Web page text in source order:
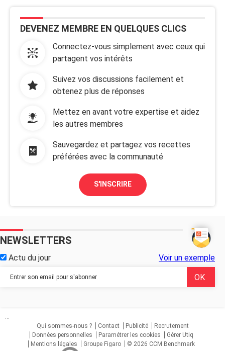
DEVENEZ MEMBRE EN QUELQUES CLICS
Connectez-vous simplement avec ceux qui
partagent vos intérêts
Suivez vos discussions facilement et
obtenez plus de réponses
Mettez en avant votre expertise et aidez
les autres membres
Sauvegardez et partagez vos recettes
préférées avec la communauté
S'INSCRIRE
NEWSLETTERS
Actu du jour Voir un exemple
...
Qui sommes-nous ?
Contact Publicité
Recrutement
Données personnelles
Paramétrer les cookies
Gérer Utiq
Mentions légales
Groupe Figaro © 2026 CCM Benchmark